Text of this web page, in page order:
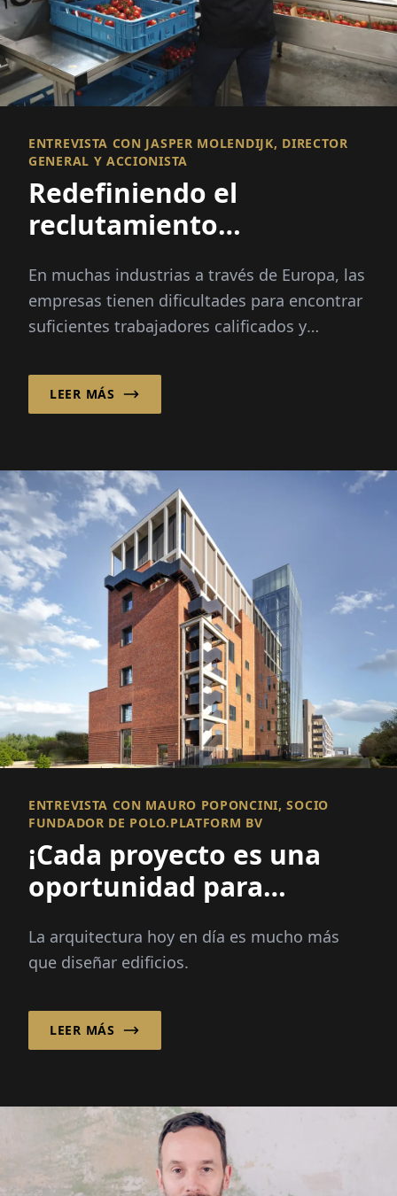
ENTREVISTA CON JASPER MOLENDIJK, DIRECTOR
GENERAL Y ACCIONISTA
Redefiniendo el
reclutamiento
En muchas industrias a través de Europa, las
empresas tienen dificultades para encontrar
suficientes trabajadores calificados y
demográfico y...
LEER MÁS
ENTREVISTA CON MAURO POPONCINI, SOCIO
FUNDADOR DE POLO.PLATFORM BV
¡Cada proyecto es una
oportunidad para
fortalecer una
comunidad!
La arquitectura hoy en día es mucho más
que diseñar edificios.
LEER MÁS